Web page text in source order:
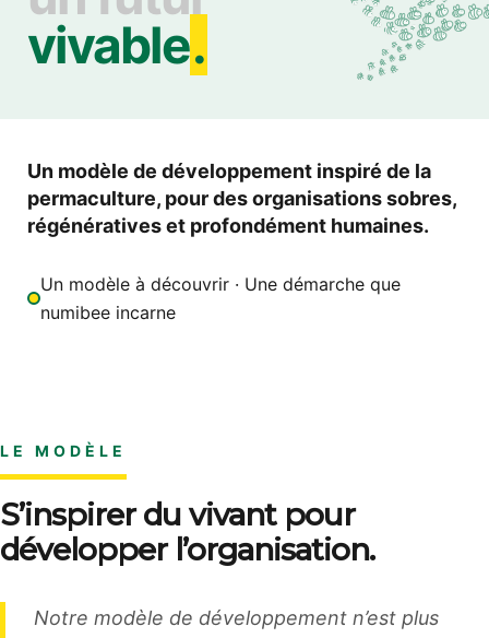
vivable.
Un modèle de développement inspiré de la
permaculture, pour des organisations sobres,
régénératives et profondément humaines.
Un modèle à découvrir · Une démarche que
numibee incarne
LE MODÈLE
S’inspirer du vivant pour
développer l’organisation.
Notre modèle de développement n’est plus